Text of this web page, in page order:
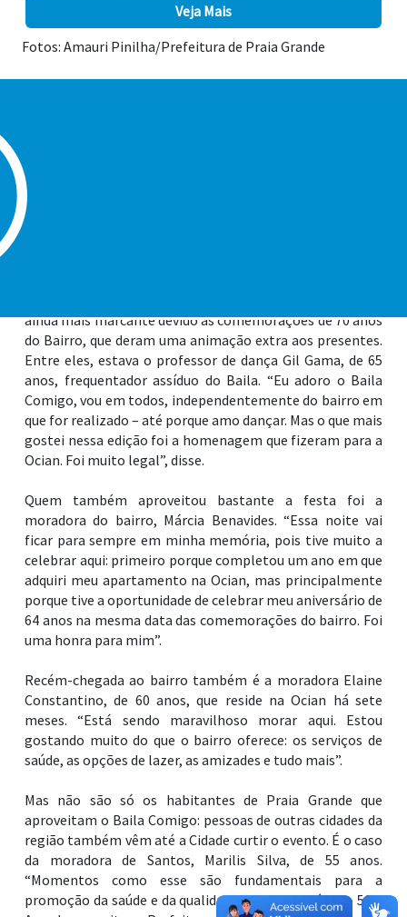
Veja Mais
Fotos: Amauri Pinilha/Prefeitura de Praia Grande
cada edição, oferecer uma nova experiência aos seus
frequentadores. Foi o que aconteceu nesta quinta-feira
(28) na Praça Roberto Andraus, na Ocian, em uma noite
ainda mais marcante devido as comemorações de 70 anos
do Bairro, que deram uma animação extra aos presentes.
Entre eles, estava o professor de dança Gil Gama, de 65
anos, frequentador assíduo do Baila. “Eu adoro o Baila
Comigo, vou em todos, independentemente do bairro em
que for realizado – até porque amo dançar. Mas o que mais
gostei nessa edição foi a homenagem que fizeram para a
Ocian. Foi muito legal”, disse.
Quem também aproveitou bastante a festa foi a
moradora do bairro, Márcia Benavides. “Essa noite vai
ficar para sempre em minha memória, pois tive muito a
celebrar aqui: primeiro porque completou um ano em que
adquiri meu apartamento na Ocian, mas principalmente
porque tive a oportunidade de celebrar meu aniversário de
64 anos na mesma data das comemorações do bairro. Foi
uma honra para mim”.
Recém-chegada ao bairro também é a moradora Elaine
Constantino, de 60 anos, que reside na Ocian há sete
meses. “Está sendo maravilhoso morar aqui. Estou
gostando muito do que o bairro oferece: os serviços de
saúde, as opções de lazer, as amizades e tudo mais”.
Mas não são só os habitantes de Praia Grande que
aproveitam o Baila Comigo: pessoas de outras cidades da
região também vêm até a Cidade curtir o evento. É o caso
da moradora de Santos, Marilis Silva, de 55 anos.
“Momentos como esse são fundamentais para a
promoção da saúde e da qualidade de vida do público 50+.